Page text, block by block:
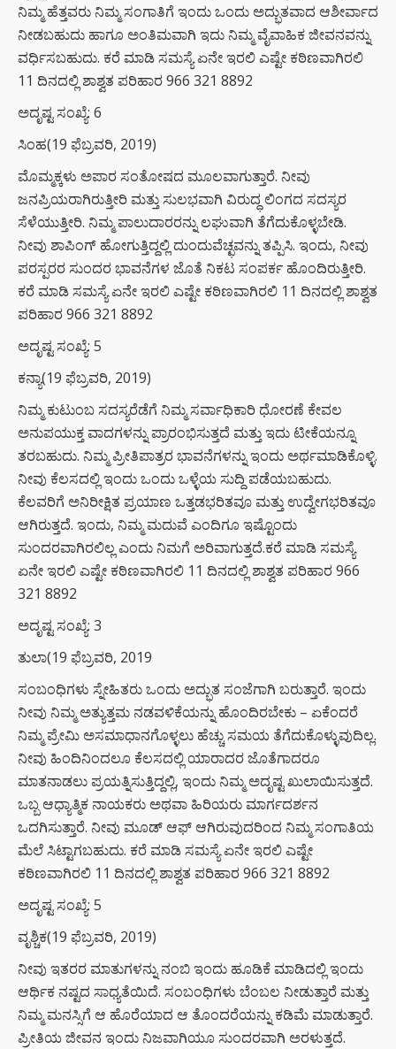
ನಿಮ್ಮ ಹೆತ್ತವರು ನಿಮ್ಮ ಸಂಗಾತಿಗೆ ಇಂದು ಒಂದು ಅದ್ಭುತವಾದ ಆಶೀರ್ವಾದ
ನೀಡಬಹುದು ಹಾಗೂ ಅಂತಿಮವಾಗಿ ಇದು ನಿಮ್ಮ ವೈವಾಹಿಕ ಜೀವನವನ್ನು
ವರ್ಧಿಸಬಹುದು. ಕರೆ ಮಾಡಿ ಸಮಸ್ಯೆ ಏನೇ ಇರಲಿ ಎಷ್ಟೇ ಕಠಿಣವಾಗಿರಲಿ
11 ದಿನದಲ್ಲಿ ಶಾಶ್ವತ ಪರಿಹಾರ 966 321 8892
ಅದೃಷ್ಟ ಸಂಖ್ಯೆ: 6
ಸಿಂಹ(19 ಫೆಬ್ರವರಿ, 2019)
ಮೊಮ್ಮಕ್ಕಳು ಅಪಾರ ಸಂತೋಷದ ಮೂಲವಾಗುತ್ತಾರೆ. ನೀವು
ಜನಪ್ರಿಯರಾಗಿರುತ್ತೀರಿ ಮತ್ತು ಸುಲಭವಾಗಿ ವಿರುದ್ಧ ಲಿಂಗದ ಸದಸ್ಯರ
ಸೆಳೆಯುತ್ತೀರಿ. ನಿಮ್ಮ ಪಾಲುದಾರರನ್ನು ಲಘುವಾಗಿ ತೆಗೆದುಕೊಳ್ಳಬೇಡಿ.
ನೀವು ಶಾಪಿಂಗ್ ಹೋಗುತ್ತಿದ್ದಲ್ಲಿ ದುಂದುವೆಚ್ಛವನ್ನು ತಪ್ಪಿಸಿ. ಇಂದು, ನೀವು
ಪರಸ್ಪರರ ಸುಂದರ ಭಾವನೆಗಳ ಜೊತೆ ನಿಕಟ ಸಂಪರ್ಕ ಹೊಂದಿರುತ್ತೀರಿ.
ಕರೆ ಮಾಡಿ ಸಮಸ್ಯೆ ಏನೇ ಇರಲಿ ಎಷ್ಟೇ ಕಠಿಣವಾಗಿರಲಿ 11 ದಿನದಲ್ಲಿ ಶಾಶ್ವತ
ಪರಿಹಾರ 966 321 8892
ಅದೃಷ್ಟ ಸಂಖ್ಯೆ: 5
ಕನ್ಯಾ(19 ಫೆಬ್ರವರಿ, 2019)
ನಿಮ್ಮ ಕುಟುಂಬ ಸದಸ್ಯರೆಡೆಗೆ ನಿಮ್ಮ ಸರ್ವಾಧಿಕಾರಿ ಧೋರಣೆ ಕೇವಲ
ಅನುಪಯುಕ್ತ ವಾದಗಳನ್ನು ಪ್ರಾರಂಭಿಸುತ್ತದೆ ಮತ್ತು ಇದು ಟೀಕೆಯನ್ನೂ
ತರಬಹುದು. ನಿಮ್ಮ ಪ್ರೀತಿಪಾತ್ರರ ಭಾವನೆಗಳನ್ನು ಇಂದು ಅರ್ಥಮಾಡಿಕೊಳ್ಳಿ.
ನೀವು ಕೆಲಸದಲ್ಲಿ ಇಂದು ಒಂದು ಒಳ್ಳೆಯ ಸುದ್ದಿ ಪಡೆಯಬಹುದು.
ಕೆಲವರಿಗೆ ಅನಿರೀಕ್ಷಿತ ಪ್ರಯಾಣ ಒತ್ತಡಭರಿತವೂ ಮತ್ತು ಉದ್ವೇಗಭರಿತವೂ
ಆಗಿರುತ್ತದೆ. ಇಂದು, ನಿಮ್ಮ ಮದುವೆ ಎಂದಿಗೂ ಇಷ್ಟೊಂದು
ಸುಂದರವಾಗಿರಲಿಲ್ಲ ಎಂದು ನಿಮಗೆ ಅರಿವಾಗುತ್ತದೆ.ಕರೆ ಮಾಡಿ ಸಮಸ್ಯೆ
ಏನೇ ಇರಲಿ ಎಷ್ಟೇ ಕಠಿಣವಾಗಿರಲಿ 11 ದಿನದಲ್ಲಿ ಶಾಶ್ವತ ಪರಿಹಾರ 966
321 8892
ಅದೃಷ್ಟ ಸಂಖ್ಯೆ: 3
ತುಲಾ(19 ಫೆಬ್ರವರಿ, 2019
ಸಂಬಂಧಿಗಳು ಸ್ನೇಹಿತರು ಒಂದು ಅದ್ಭುತ ಸಂಜೆಗಾಗಿ ಬರುತ್ತಾರೆ. ಇಂದು
ನೀವು ನಿಮ್ಮ ಅತ್ಯುತ್ತಮ ನಡವಳಿಕೆಯನ್ನು ಹೊಂದಿರಬೇಕು – ಏಕೆಂದರೆ
ನಿಮ್ಮ ಪ್ರೇಮಿ ಅಸಮಾಧಾನಗೊಳ್ಳಲು ಹೆಚ್ಚು ಸಮಯ ತೆಗೆದುಕೊಳ್ಳುವುದಿಲ್ಲ.
ನೀವು ಹಿಂದಿನಿಂದಲೂ ಕೆಲಸದಲ್ಲಿ ಯಾರಾದರ ಜೊತೆಗಾದರೂ
ಮಾತನಾಡಲು ಪ್ರಯತ್ನಿಸುತ್ತಿದ್ದಲ್ಲಿ, ಇಂದು ನಿಮ್ಮ ಅದೃಷ್ಟ ಖುಲಾಯಿಸುತ್ತದೆ.
ಒಬ್ಬ ಆಧ್ಯಾತ್ಮಿಕ ನಾಯಕರು ಅಥವಾ ಹಿರಿಯರು ಮಾರ್ಗದರ್ಶನ
ಒದಗಿಸುತ್ತಾರೆ. ನೀವು ಮೂಡ್ ಆಫ್ ಆಗಿರುವುದರಿಂದ ನಿಮ್ಮ ಸಂಗಾತಿಯ
ಮೆಲೆ ಸಿಟ್ಟಾಗಬಹುದು. ಕರೆ ಮಾಡಿ ಸಮಸ್ಯೆ ಏನೇ ಇರಲಿ ಎಷ್ಟೇ
ಕಠಿಣವಾಗಿರಲಿ 11 ದಿನದಲ್ಲಿ ಶಾಶ್ವತ ಪರಿಹಾರ 966 321 8892
ಅದೃಷ್ಟ ಸಂಖ್ಯೆ: 5
ವೃಶ್ಚಿಕ(19 ಫೆಬ್ರವರಿ, 2019)
ನೀವು ಇತರರ ಮಾತುಗಳನ್ನು ನಂಬಿ ಇಂದು ಹೂಡಿಕೆ ಮಾಡಿದಲ್ಲಿ ಇಂದು
ಆರ್ಥಿಕ ನಷ್ಟದ ಸಾಧ್ಯತೆಯಿದೆ. ಸಂಬಂಧಿಗಳು ಬೆಂಬಲ ನೀಡುತ್ತಾರೆ ಮತ್ತು
ನಿಮ್ಮ ಮನಸ್ಸಿಗೆ ಆ ಹೊರೆಯಾದ ಆ ತೊಂದರೆಯನ್ನು ಕಡಿಮೆ ಮಾಡುತ್ತಾರೆ.
ಪ್ರೀತಿಯ ಜೀವನ ಇಂದು ನಿಜವಾಗಿಯೂ ಸುಂದರವಾಗಿ ಅರಳುತ್ತದೆ.